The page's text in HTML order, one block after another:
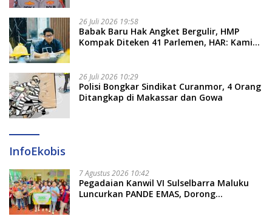
26 Juli 2026 19:58
​Babak Baru Hak Angket Bergulir, HMP
Kompak Diteken 41 Parlemen, HAR: Kami
26 Juli 2026 10:29
Polisi Bongkar Sindikat Curanmor, 4 Orang
Ditangkap di Makassar dan Gowa
InfoEkobis
7 Agustus 2026 10:42
Pegadaian Kanwil VI Sulselbarra Maluku
Luncurkan PANDE EMAS, Dorong